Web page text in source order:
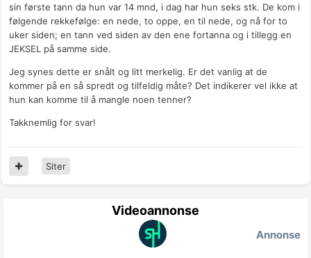
sin første tann da hun var 14 mnd, i dag har hun seks stk. De kom i
følgende rekkefølge: en nede, to oppe, en til nede, og nå for to
uker siden; en tann ved siden av den ene fortanna og i tillegg en
JEKSEL på samme side.
Jeg synes dette er snålt og litt merkelig. Er det vanlig at de
kommer på en så spredt og tilfeldig måte? Det indikerer vel ikke at
hun kan komme til å mangle noen tenner?
Takknemlig for svar!
Siter
Videoannonse
Annonse